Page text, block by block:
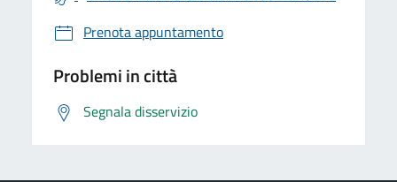
Prenota appuntamento
Problemi in città
Segnala disservizio